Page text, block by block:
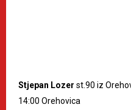
Stjepan Lozer st.90 iz
14:00 Orehovica